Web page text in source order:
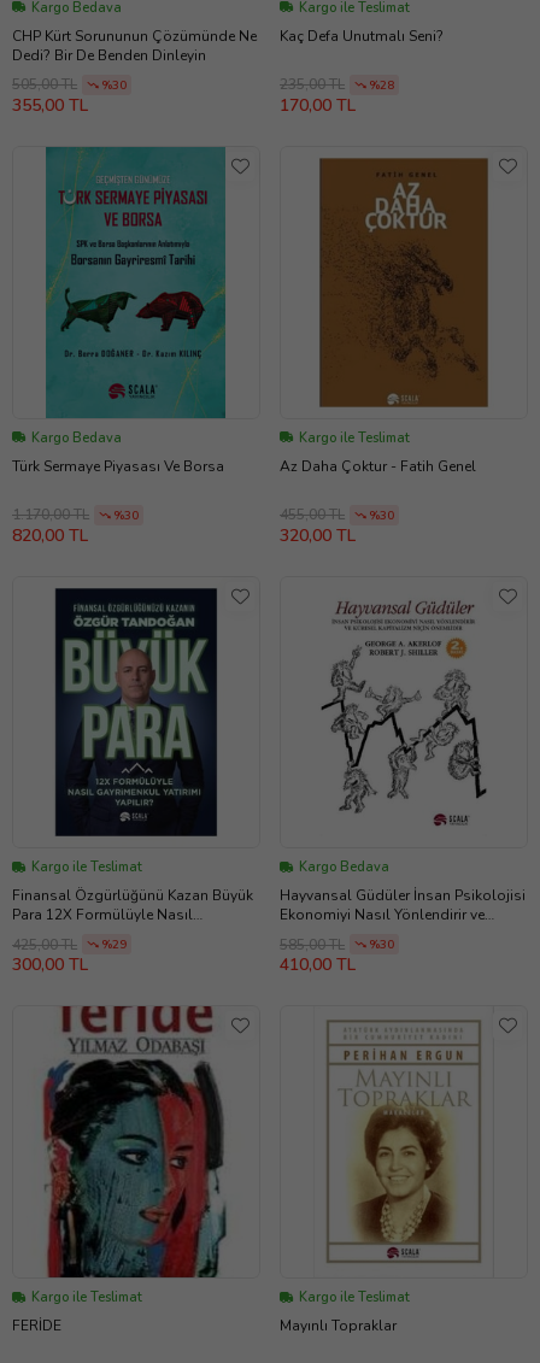
Kargo Bedava
CHP Kürt Sorununun Çözümünde Ne
Dedi? Bir De Benden Dinleyin
505,00 TL
%30
355,00 TL
Kargo ile Teslimat
Kaç Defa Unutmalı Seni?
235,00 TL %28
170,00 TL
Kargo Bedava
Türk Sermaye Piyasası Ve Borsa
1.170,00 TL %30
820,00 TL
Kargo ile Teslimat
Az Daha Çoktur - Fatih Genel
455,00 TL %30
320,00 TL
Kargo ile Teslimat
Finansal Özgürlüğünü Kazan Büyük
Para 12X Formülüyle Nasıl
Gayrimenkul Yatırımı Yapılır? - Özgür
Tandoğan
425,00 TL %29
300,00 TL
Kargo Bedava
Hayvansal Güdüler İnsan Psikolojisi
Ekonomiyi Nasıl Yönlendirir ve
Küresel Kapitalizm İçin Niçin
Önemlidir - Robert J. Shiller, George
A. Akerlof
585,00 TL %30
410,00 TL
Kargo ile Teslimat
FERİDE
Kargo ile Teslimat
Mayınlı Topraklar